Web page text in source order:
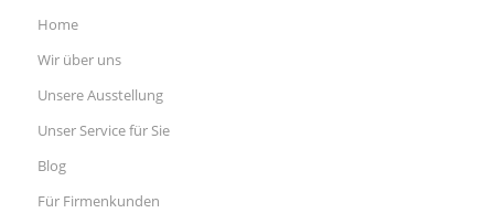
Home
Wir über uns
Unsere Ausstellung
Unser Service für Sie
Blog
Für Firmenkunden